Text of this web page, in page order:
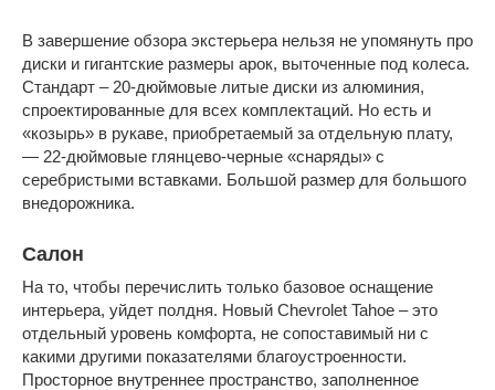
В завершение обзора экстерьера нельзя не упомянуть про
диски и гигантские размеры арок, выточенные под колеса.
Стандарт – 20-дюймовые литые диски из алюминия,
спроектированные для всех комплектаций. Но есть и
«козырь» в рукаве, приобретаемый за отдельную плату,
— 22-дюймовые глянцево-черные «снаряды» с
серебристыми вставками. Большой размер для большого
внедорожника.
Салон
На то, чтобы перечислить только базовое оснащение
интерьера, уйдет полдня. Новый Chevrolet Tahoe – это
отдельный уровень комфорта, не сопоставимый ни с
какими другими показателями благоустроенности.
Просторное внутреннее пространство, заполненное